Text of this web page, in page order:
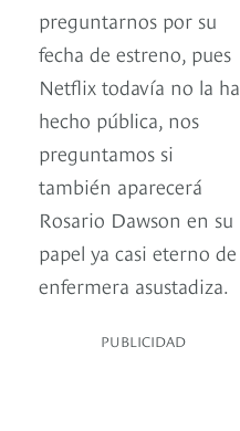
preguntarnos por su
fecha de estreno, pues
Netflix todavía no la ha
hecho pública, nos
preguntamos si
también aparecerá
Rosario Dawson en su
papel ya casi eterno de
enfermera asustadiza.
PUBLICIDAD